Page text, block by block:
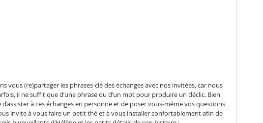
vous (re)partager les phrases-clé des échanges avec nos invitées, car nous
il ne suffit que d’une phrase ou d’un mot pour produire un déclic. Bien
d’assister à ces échanges en personne et de poser vous-même vos questions
invite à vous faire un petit thé et à vous installer confortablement afin de